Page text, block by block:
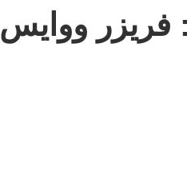
فريزر ووايس